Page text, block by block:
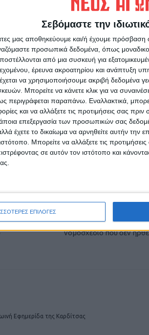
Σεβόμαστε την
μας αποθηκεύουμε και/ή έχουμε
προσωπικά δεδομένα, όπως
από μια συσκευή για
έρευνα ακροατηρίου και ανάπτυξη
να χρησιμοποιήσουμε ακριβή δεδομένα
Μπορείτε να κάνετε κλικ για να
περιγράφεται παραπάνω. Εναλλακτικά,
και να αλλάξετε τις προτιμήσεις σας πριν
επεξεργασία των προσωπικών σας
έχετε το δικαίωμα να αρνηθείτε αυτήν την
Μπορείτε να αλλάξετε τις
σε αυτόν τον ιστότοπο και
ΕΠΙΛΟΓΕΣ
της Παρασκευής σε διαφορετικά
ώρες, εκ των οποίων
η οποία προχώρησε στη
είναι πως πέρα από τις υλικές
ΝΕΟΣ ΑΓΩΝ στο Google
της Καρδίτσας και ευρύτερα της
Διεκδικήσεις ιδιοκτησιών από
νομοσχέδιο που δεν
Εφημερίδα της Καρδίτσας